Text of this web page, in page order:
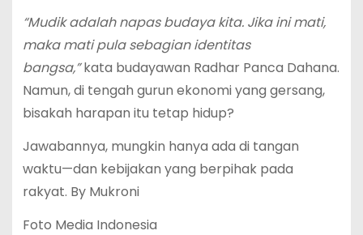
“Mudik adalah napas budaya kita. Jika ini mati,
maka mati pula sebagian identitas
bangsa,”kata budayawan Radhar Panca Dahana.
Namun, di tengah gurun ekonomi yang gersang,
bisakah harapan itu tetap hidup?
Jawabannya, mungkin hanya ada di tangan
waktu—dan kebijakan yang berpihak pada
rakyat. By Mukroni
Foto Media Indonesia